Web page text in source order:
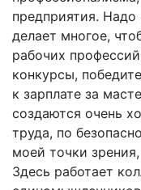
предприятия. Надо
делает многое,
рабочих
конкурсы,
к зарплате за
создаются очень
труда, по
моей точки
Здесь работает